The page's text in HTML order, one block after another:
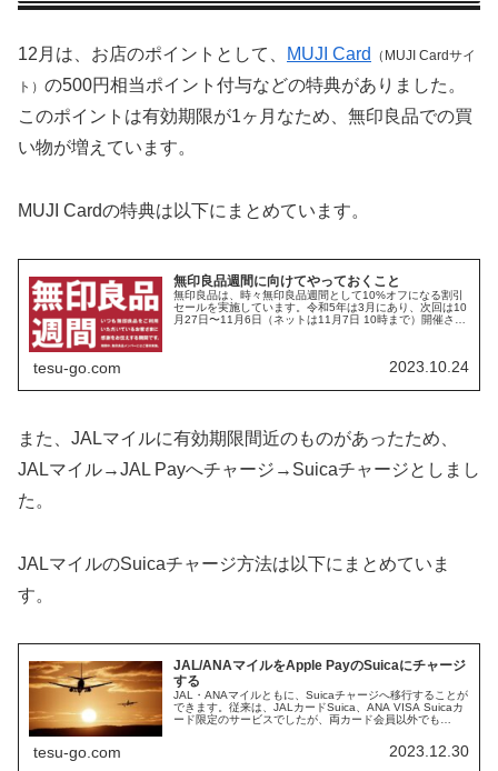
12月は、お店のポイントとして、 MUJI Card
（MUJI Cardサイ
ト） の500円相当ポイント付与などの特典がありました。
このポイントは有効期限が1ヶ月なため、無印良品での買
い物が増えています。
MUJI Cardの特典は以下にまとめています。
無印良品週間に向けてやっておくこと
無印良品は、時々無印良品週間として10%オフになる割引
セールを実施しています。令和5年は3月にあり、次回は10
月27日〜11月6日（ネットは11月7日 10時まで）開催され
tesu-go.com 2023.10.24
また、JALマイルに有効期限間近のものがあったため、
JALマイル→JAL Payへチャージ→Suicaチャージとしまし
た。
JALマイルのSuicaチャージ方法は以下にまとめていま
す。
JAL/ANAマイルをApple PayのSuicaにチャージ
する
JAL・ANAマイルともに、Suicaチャージへ移行することが
できます。従来は、JALカードSuica、ANA VISA Suicaカ
ード限定のサービスでしたが、両カード会員以外でも
tesu-go.com 2023.12.30